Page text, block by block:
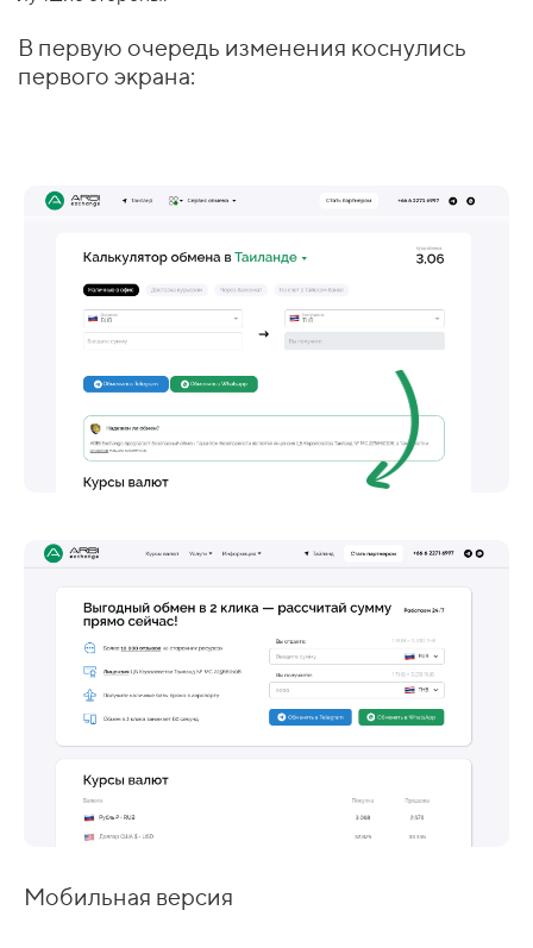
В первую очередь изменения коснулись
первого экрана:
Мобильная версия